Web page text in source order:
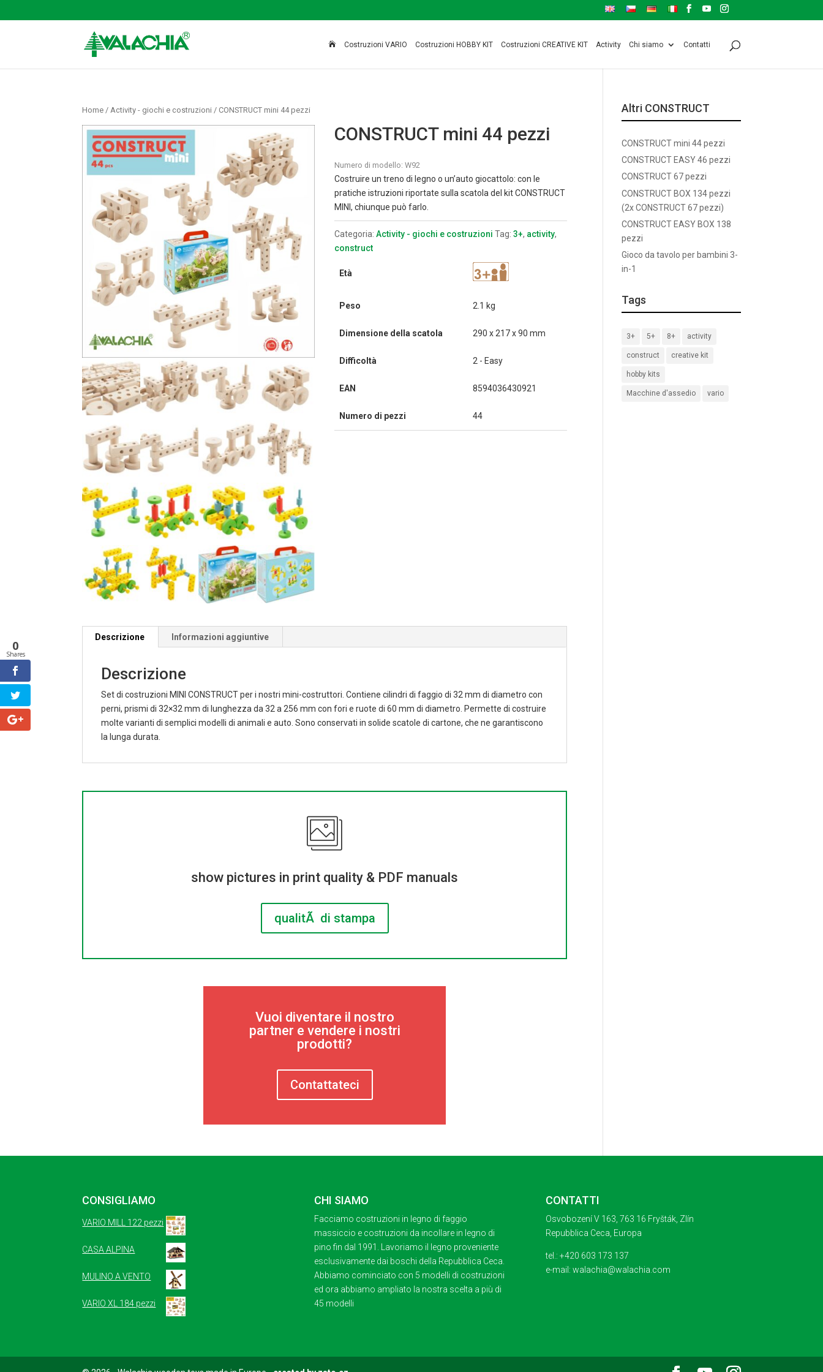
 Costruzioni VARIO Costruzioni HOBBY KIT Costruzioni CREATIVE KIT Activity Chi siamo Contatti
Home /Activity - giochi e costruzioni / CONSTRUCT mini 44 pezzi
CONSTRUCT mini 44 pezzi
Numero di modello:W92
Costruire un treno di legno o un’auto giocattolo: con le
pratiche istruzioni riportate sulla scatola del kit CONSTRUCT
MINI, chiunque può farlo.
Categoria:Activity - giochi e costruzioni Tag:3+, activity,
construct
Età
Peso 2.1 kg
Dimensione della scatola 290 x 217 x 90 mm
Difficoltà 2 - Easy
EAN 8594036430921
Numero di pezzi 44
Descrizione Informazioni aggiuntive
Descrizione
Set di costruzioni MINI CONSTRUCT per i nostri mini-costruttori. Contiene cilindri di faggio di 32 mm di diametro con
perni, prismi di 32×32 mm di lunghezza da 32 a 256 mm con fori e ruote di 60 mm di diametro. Permette di costruire
molte varianti di semplici modelli di animali e auto. Sono conservati in solide scatole di cartone, che ne garantiscono
la lunga durata.
show pictures in print quality & PDF manuals
qualitÃ di stampa
Vuoi diventare il nostro
partner e vendere i nostri
prodotti?
Contattateci
Altri CONSTRUCT
CONSTRUCT mini 44 pezzi
CONSTRUCT EASY 46 pezzi
CONSTRUCT 67 pezzi
CONSTRUCT BOX 134 pezzi
(2x CONSTRUCT 67 pezzi)
CONSTRUCT EASY BOX 138
pezzi
Gioco da tavolo per bambini 3-
in-1
Tags
3+ 5+ 8+ activity
construct creative kit
hobby kits
Macchine d'assedio vario
CONSIGLIAMO
VARIO MILL 122 pezzi
CASA ALPINA
MULINO A VENTO
VARIO XL 184 pezzi
CHI SIAMO
Facciamo costruzioni in legno di faggio
massiccio e costruzioni da incollare in legno di
pino fin dal 1991. Lavoriamo il legno proveniente
esclusivamente dai boschi della Repubblica Ceca.
Abbiamo cominciato con 5 modelli di costruzioni
ed ora abbiamo ampliato la nostra scelta a più di
45 modelli
CONTATTI
Osvobození V 163, 763 16 Fryšták, Zlín
Repubblica Ceca, Europa
tel.: +420 603 173 137
e-mail: walachia@walachia.com
0
Shares